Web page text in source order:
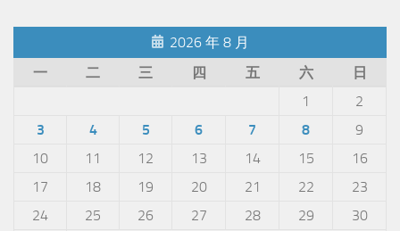
2026 年 8 月
一
二 三 四 五 六
日
1
2
3
4 5 6 7 8
9
10
11 12 13 14 15
16
17
18 19 20 21 22
23
24
25 26 27 28 29
30